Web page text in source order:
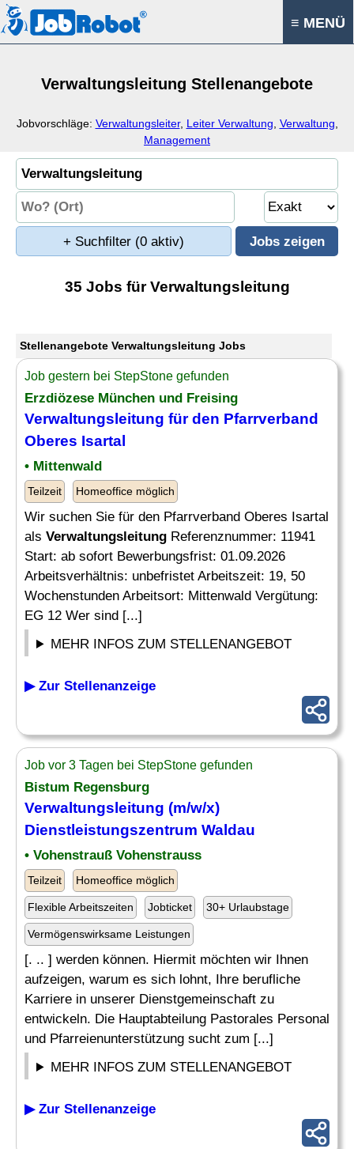
≡ MENÜ
Verwaltungsleitung Stellenangebote
Jobvorschläge: Verwaltungsleiter, Leiter Verwaltung Verwaltung
Management
+ Suchfilter (0 aktiv)
35 Jobs für Verwaltungsleitung
Stellenangebote Verwaltungsleitung Jobs
Job gestern bei StepStone gefunden
Erzdiözese München und Freising
Verwaltungsleitung für den Pfarrverband
Oberes Isartal
• Mittenwald
Teilzeit Homeoffice möglich
Wir suchen Sie für den Pfarrverband Oberes Isartal
als Verwaltungsleitung Referenznummer: 11941
Start: ab sofort Bewerbungsfrist: 01.09.2026
Arbeitsverhältnis: unbefristet Arbeitszeit: 19, 50
Wochenstunden Arbeitsort: Mittenwald Vergütung:
EG 12 Wer sind [...]
MEHR INFOS ZUM STELLENANGEBOT
▶ Zur Stellenanzeige
Job vor 3 Tagen bei StepStone gefunden
Bistum Regensburg
Verwaltungsleitung (m/w/x)
Dienstleistungszentrum Waldau
• Vohenstrauß Vohenstrauss
Teilzeit Homeoffice möglich
Flexible Arbeitszeiten Jobticket 30+ Urlaubstage
Vermögenswirksame Leistungen
[. .. ] werden können. Hiermit möchten wir Ihnen
aufzeigen, warum es sich lohnt, Ihre berufliche
Karriere in unserer Dienstgemeinschaft zu
entwickeln. Die Hauptabteilung Pastorales Personal
und Pfarreienunterstützung sucht zum [...]
MEHR INFOS ZUM STELLENANGEBOT
▶ Zur Stellenanzeige